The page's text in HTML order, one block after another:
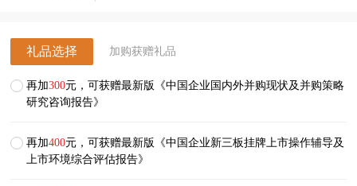
礼品选择 加购获赠礼品
再加300元，可获赠最新版《中国企业国内外并购现状及并购策略
研究咨询报告》
再加400元，可获赠最新版《中国企业新三板挂牌上市操作辅导及
上市环境综合评估报告》